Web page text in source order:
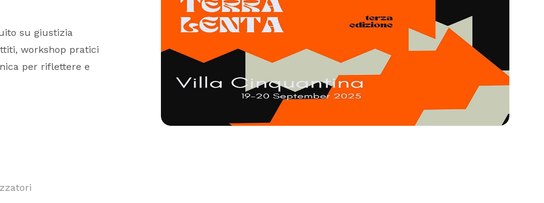
su giustizia
workshop pratici
per riflettere e